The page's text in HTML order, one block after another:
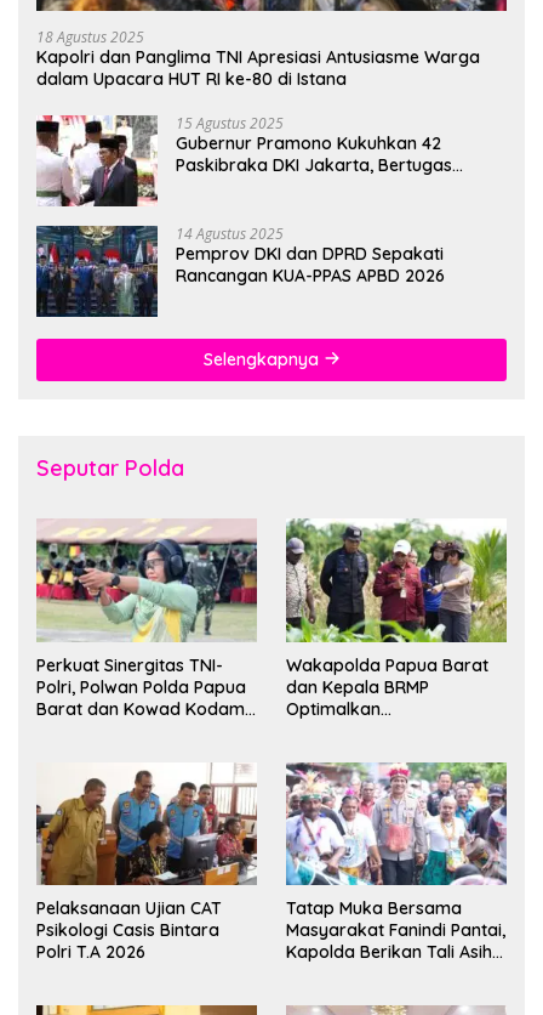
18 Agustus 2025
Kapolri dan Panglima TNI Apresiasi Antusiasme Warga
dalam Upacara HUT RI ke-80 di Istana
15 Agustus 2025
Gubernur Pramono Kukuhkan 42
Paskibraka DKI Jakarta, Bertugas
14 Agustus 2025
Pemprov DKI dan DPRD Sepakati
Rancangan KUA-PPAS APBD 2026
Selengkapnya
Seputar Polda
Perkuat Sinergitas TNI-
Polri, Polwan Polda Papua
Barat dan Kowad Kodam
Persahabatan
Wakapolda Papua Barat
dan Kepala BRMP
Optimalkan
Pangan Papua Barat
Pelaksanaan Ujian CAT
Psikologi Casis Bintara
Polri T.A 2026
Tatap Muka Bersama
Masyarakat Fanindi Pantai,
Kapolda Berikan Tali Asih